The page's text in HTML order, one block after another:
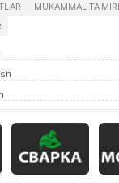
MUKAMMAL